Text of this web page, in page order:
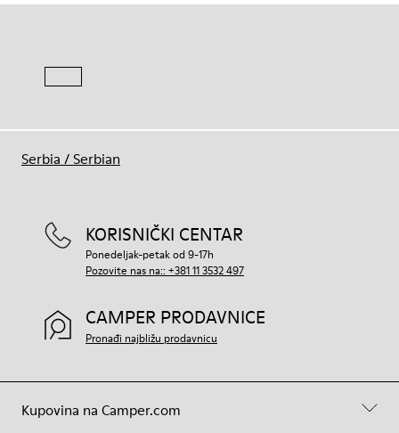
Kupovina na Camper.com
KORISNIČKI CENTAR
Ponedeljak-petak od 9-17h
Pozovite nas na:: +381 11 3532 497
CAMPER PRODAVNICE
Pronađi najbližu prodavnicu
Serbia /Serbian